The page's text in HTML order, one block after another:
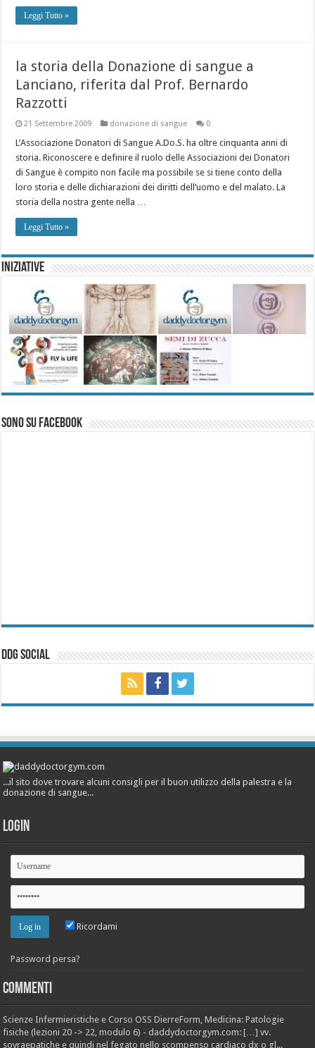
Leggi Tutto »
la storia della Donazione di sangue a
Lanciano, riferita dal Prof. Bernardo
Razzotti
21 Settembre 2009 donazione di sangue 0
L’Associazione Donatori di Sangue A.Do.S. ha oltre cinquanta anni di
storia. Riconoscere e definire il ruolo delle Associazioni dei Donatori
di Sangue è compito non facile ma possibile se si tiene conto della
loro storia e delle dichiarazioni dei diritti dell’uomo e del malato. La
storia della nostra gente nella …
Leggi Tutto »
Iniziative
Sono su Facebook
ddg Social
...il sito dove trovare alcuni consigli per il buon utilizzo della palestra e la
donazione di sangue...
Login
Ricordami
Password persa?
Commenti
Scienze Infermieristiche e Corso OSS DierreForm, Medicina: Patologie
fisiche (lezioni 20 -> 22, modulo 6) - daddydoctorgym.com: […] vv.
sovraepatiche e quindi nel fegato nello scompenso cardiaco dx o gl...